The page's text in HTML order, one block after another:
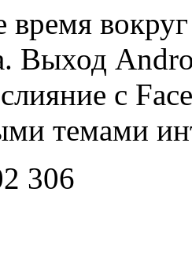
время
Выход
с
темами
306